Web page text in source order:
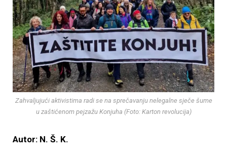
Zahvaljujući aktivistima radi se na sprečavanju nelegalne sječe šume
u zaštićenom pejzažu Konjuha (Foto: Karton revolucija)
Autor: N. Š. K.